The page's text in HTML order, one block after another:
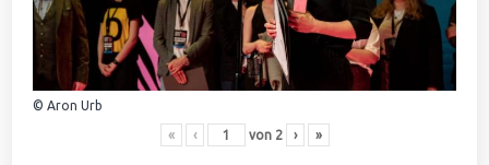
© Aron Urb
« ‹ von 2 › »